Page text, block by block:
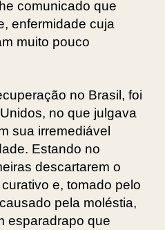
comunicado que
enfermidade cuja
muito pouco
no Brasil, foi
no que julgava
sua irremediável
Estando no
descartarem o
e, tomado pelo
pela moléstia,
esparadrapo que